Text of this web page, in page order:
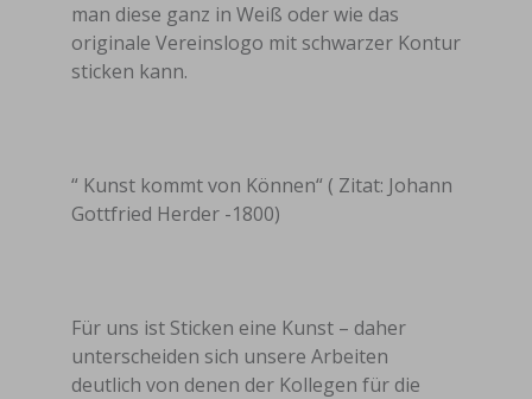
man diese ganz in Weiß oder wie das
originale Vereinslogo mit schwarzer Kontur
sticken kann.
“ Kunst kommt von Können“ ( Zitat: Johann
Gottfried Herder -1800)
Für uns ist Sticken eine Kunst – daher
unterscheiden sich unsere Arbeiten
deutlich von denen der Kollegen für die